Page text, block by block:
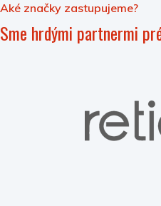
Aké značky zastupujeme?
Sme hrdými partnermi